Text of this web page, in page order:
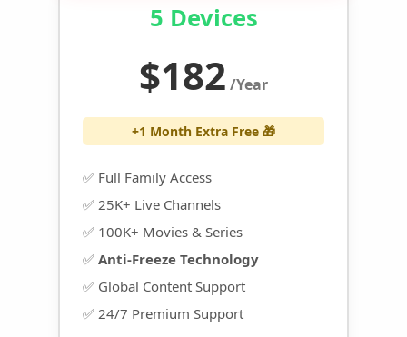
5 Devices
$182 /Year
+1 Month Extra Free 🎁
✅ Full Family Access
✅ 25K+ Live Channels
✅ 100K+ Movies & Series
✅ Anti-Freeze Technology
✅ Global Content Support
✅ 24/7 Premium Support